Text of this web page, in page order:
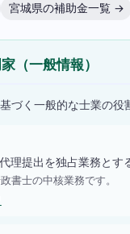
宮城県の補助金一覧 →
（一般情報）
づく一般的な士業の
理提出を独占業務とす
書士の中核業務です。